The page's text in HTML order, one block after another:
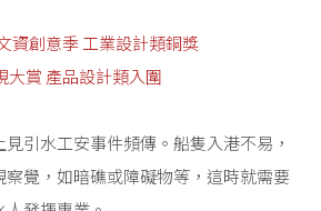
資創意季 工業設計類銅獎
賞 產品設計類入圍
引水工安事件頻傳。船隻入港不易，
覺，如暗礁或障礙物等，這時就需要